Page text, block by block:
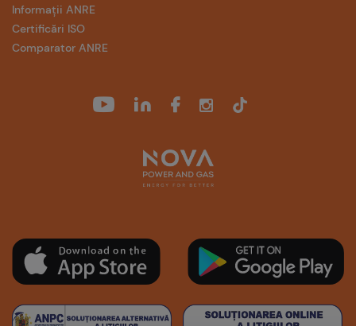
Informații ANRE
Certificări ISO
Comparator ANRE